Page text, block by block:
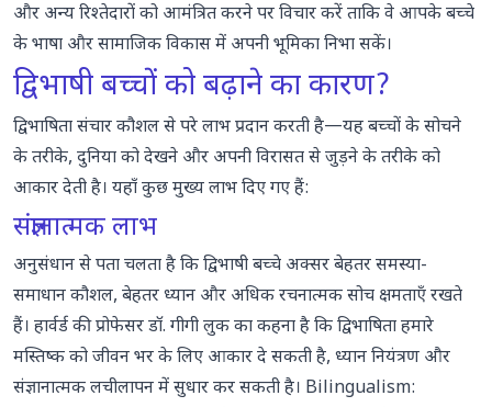
और अन्य रिश्तेदारों को आमंत्रित करने पर विचार करें ताकि वे आपके बच्चे
के भाषा और सामाजिक विकास में अपनी भूमिका निभा सकें।
द्विभाषी बच्चों को बढ़ाने का कारण?
द्विभाषिता संचार कौशल से परे लाभ प्रदान करती है—यह बच्चों के सोचने
के तरीके, दुनिया को देखने और अपनी विरासत से जुड़ने के तरीके को
आकार देती है। यहाँ कुछ मुख्य लाभ दिए गए हैं:
संज्ञानात्मक लाभ
अनुसंधान से पता चलता है कि द्विभाषी बच्चे अक्सर बेहतर समस्या-
समाधान कौशल, बेहतर ध्यान और अधिक रचनात्मक सोच क्षमताएँ रखते
हैं। हार्वर्ड की प्रोफेसर डॉ. गीगी लुक का कहना है कि द्विभाषिता हमारे
मस्तिष्क को जीवन भर के लिए आकार दे सकती है, ध्यान नियंत्रण और
संज्ञानात्मक लचीलापन में सुधार कर सकती है। Bilingualism: